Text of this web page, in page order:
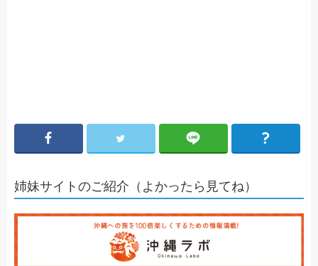
姉妹サイトのご紹介（よかったら見てね）